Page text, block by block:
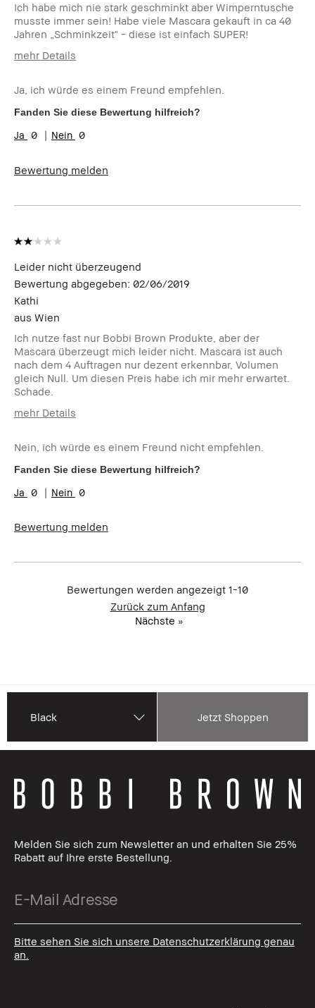
Ich habe mich nie stark geschminkt aber Wimperntusche
musste immer sein! Habe viele Mascara gekauft in ca 40
Jahren „Schminkzeit" - diese ist einfach SUPER!
mehr Details
Hauttyp:
Mischhaut
Hautton:
Hell - Mittel
Hautbedürfnis(se):
Ja, ich würde es einem Freund empfehlen.
Fanden Sie diese Bewertung hilfreich?
0 0
Bewertung melden
Leider nicht überzeugend
Bewertung abgegeben: 02/06/2019
Kathi
aus Wien
Ich nutze fast nur Bobbi Brown Produkte, aber der
Mascara überzeugt mich leider nicht. Mascara ist auch
nach dem 4 Auftragen nur dezent erkennbar, Volumen
gleich Null. Um diesen Preis habe ich mir mehr erwartet.
Schade.
mehr Details
Nein, ich würde es einem Freund nicht empfehlen.
Fanden Sie diese Bewertung hilfreich?
0 0
Bewertung melden
Bewertungen werden angezeigt 1-10
Zurück zum Anfang
Nächste »
Black Jetzt Shoppen
Melden Sie sich zum Newsletter an und erhalten Sie 25%
Rabatt auf Ihre erste Bestellung.
Bitte sehen Sie sich unsere Datenschutzerklärung genau
an.